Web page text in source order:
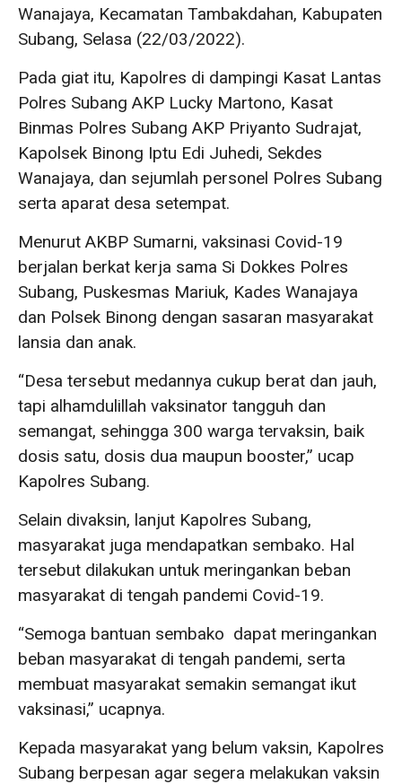
Wanajaya, Kecamatan Tambakdahan, Kabupaten
Subang, Selasa (22/03/2022).
Pada giat itu, Kapolres di dampingi Kasat Lantas
Polres Subang AKP Lucky Martono, Kasat
Binmas Polres Subang AKP Priyanto Sudrajat,
Kapolsek Binong Iptu Edi Juhedi, Sekdes
Wanajaya, dan sejumlah personel Polres Subang
serta aparat desa setempat.
Menurut AKBP Sumarni, vaksinasi Covid-19
berjalan berkat kerja sama Si Dokkes Polres
Subang, Puskesmas Mariuk, Kades Wanajaya
dan Polsek Binong dengan sasaran masyarakat
lansia dan anak.
“Desa tersebut medannya cukup berat dan jauh,
tapi alhamdulillah vaksinator tangguh dan
semangat, sehingga 300 warga tervaksin, baik
dosis satu, dosis dua maupun booster,” ucap
Kapolres Subang.
Selain divaksin, lanjut Kapolres Subang,
masyarakat juga mendapatkan sembako. Hal
tersebut dilakukan untuk meringankan beban
masyarakat di tengah pandemi Covid-19.
“Semoga bantuan sembako dapat meringankan
beban masyarakat di tengah pandemi, serta
membuat masyarakat semakin semangat ikut
vaksinasi,” ucapnya.
Kepada masyarakat yang belum vaksin, Kapolres
Subang berpesan agar segera melakukan vaksin